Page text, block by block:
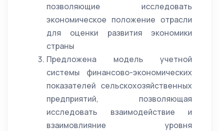
позволяющие исследовать
экономическое положение отрасли
для оценки развития экономики
страны
Предложена модель учетной
системы финансово-экономических
показателей сельскохозяйственных
предприятий, позволяющая
исследовать взаимодействие и
взаимовлияние уровня